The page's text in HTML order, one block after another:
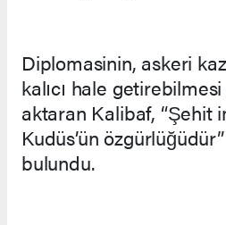
Diplomasinin, askeri
kalıcı hale
aktaran Kalibaf, “Şehit
Kudüs’ün
bulundu.